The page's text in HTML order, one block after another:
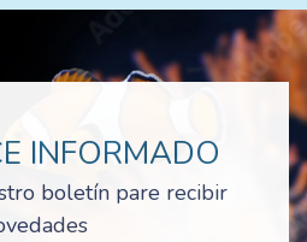
INFORMADO
boletín pare recibir